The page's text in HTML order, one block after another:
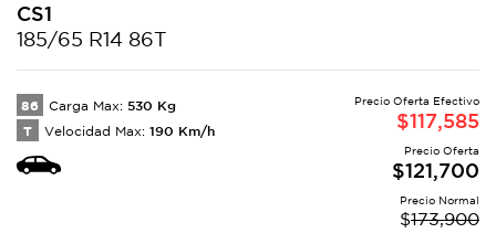
CS1
185/65 R14 86T
86 Carga Max: 530 Kg
T Velocidad Max: 190 Km/h
Precio Oferta Efectivo
$117,585
Precio Oferta
$121,700
Precio Normal
$173,900